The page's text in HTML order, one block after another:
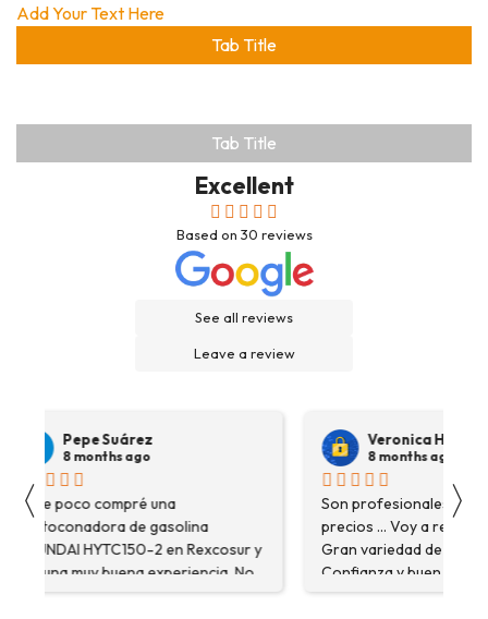
Add Your Text Here
Tab Title
Tab Title
Excellent
Based on 30 reviews
See all reviews
Leave a review
〈
Pepe Suárez
8 months ago
Hace poco compré una
destoconadora de gasolina
HYUNDAI HYTC150-2 en Rexcosur y
fue una muy buena experiencia. No
solo me encontré el producto que
Veronica Hidalgo
8 months ago
Son profesionales ,
precios ... Voy a repetir
Gran variedad de
Confianza y buen servicio.
〉